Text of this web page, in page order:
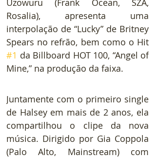
Rosalia), apresenta uma
interpolação de “Lucky” de Britney
#1 da Billboard HOT 100, “Angel of
Mine,” na produção da faixa.
Juntamente com o primeiro single
de Halsey em mais de 2 anos, ela
compartilhou o clipe da nova
música. Dirigido por Gia Coppola
(Palo Alto, Mainstream) com